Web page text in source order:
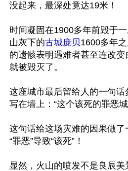
没起来，最深处竟达19米！
时间凝固在1900多年前毁于
山灰下的古城庞贝1600多年
的遗骸表明遇难者甚至连改变
就被毁灭了。
这座城市最后留给人的一句
写在墙上：“这个该死的罪恶
这句话给这场灾难的因果做了
“罪恶”导致“该死”！
显然，火山的喷发不是良辰